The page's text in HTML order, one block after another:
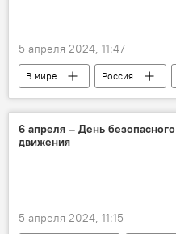
5 апреля 2024, 11:47
В мире Россия
НАТО
Балтийское море
вооруженные силы
6 апреля – День безопасного
движения
5 апреля 2024, 11:15